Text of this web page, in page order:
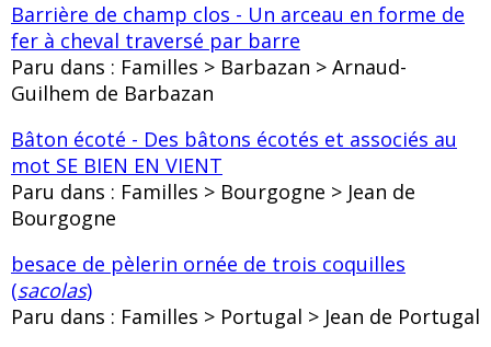
Barrière de champ clos - Un arceau en forme de
fer à cheval traversé par barre
Paru dans : Familles > Barbazan > Arnaud-
Guilhem de Barbazan
Bâton écoté - Des bâtons écotés et associés au
mot SE BIEN EN VIENT
Paru dans : Familles > Bourgogne > Jean de
Bourgogne
besace de pèlerin ornée de trois coquilles
(sacolas)
Paru dans : Familles > Portugal > Jean de Portugal